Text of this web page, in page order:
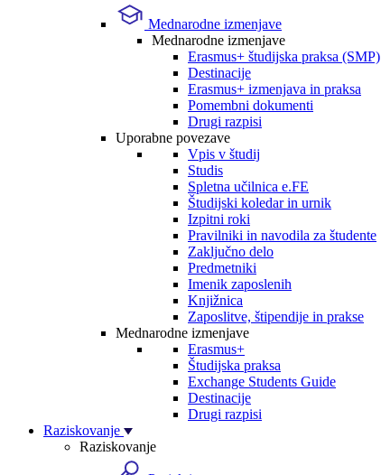
Mednarodne izmenjave
Mednarodne izmenjave
Erasmus+ študijska praksa (SMP)
Destinacije
Erasmus+ izmenjava in praksa
Pomembni dokumenti
Drugi razpisi
Uporabne povezave
Vpis v študij
Studis
Spletna učilnica e.FE
Študijski koledar in urnik
Izpitni roki
Pravilniki in navodila za študente
Zaključno delo
Predmetniki
Imenik zaposlenih
Knjižnica
Zaposlitve, štipendije in prakse
Mednarodne izmenjave
Erasmus+
Študijska praksa
Exchange Students Guide
Destinacije
Drugi razpisi
Raziskovanje
Raziskovanje